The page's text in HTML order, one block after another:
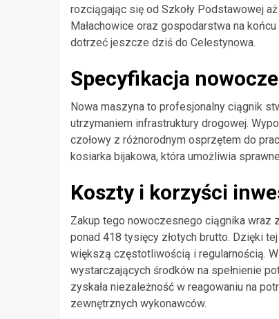
rozciągając się od Szkoły Podstawowej
Małachowice oraz gospodarstwa na
dotrzeć jeszcze dziś do Celestynowa.
Specyfikacja
Nowa maszyna to profesjonalny ciągnik
utrzymaniem infrastruktury drogowej.
czołowy z różnorodnym osprzętem do
kosiarka bijakowa, która umożliwia
Koszty i korzyści
Zakup tego nowoczesnego ciągnika wraz
ponad 418 tysięcy złotych brutto. Dzięki
większą częstotliwością i regularnością.
wystarczających środków na spełnienie
zyskała niezależność w reagowaniu na
zewnętrznych wykonawców.